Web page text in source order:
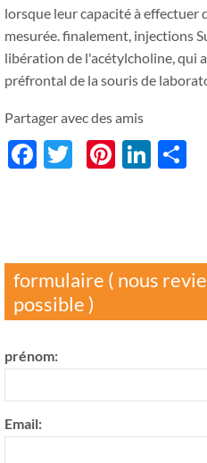
lorsque leur capacité à effectuer
mesurée. finalement, injections
libération de l'acétylcholine, qui
préfrontal de la souris de
Partager avec des amis
Facebook
Twitter
formulaire ( nous
possible )
prénom:
Email: